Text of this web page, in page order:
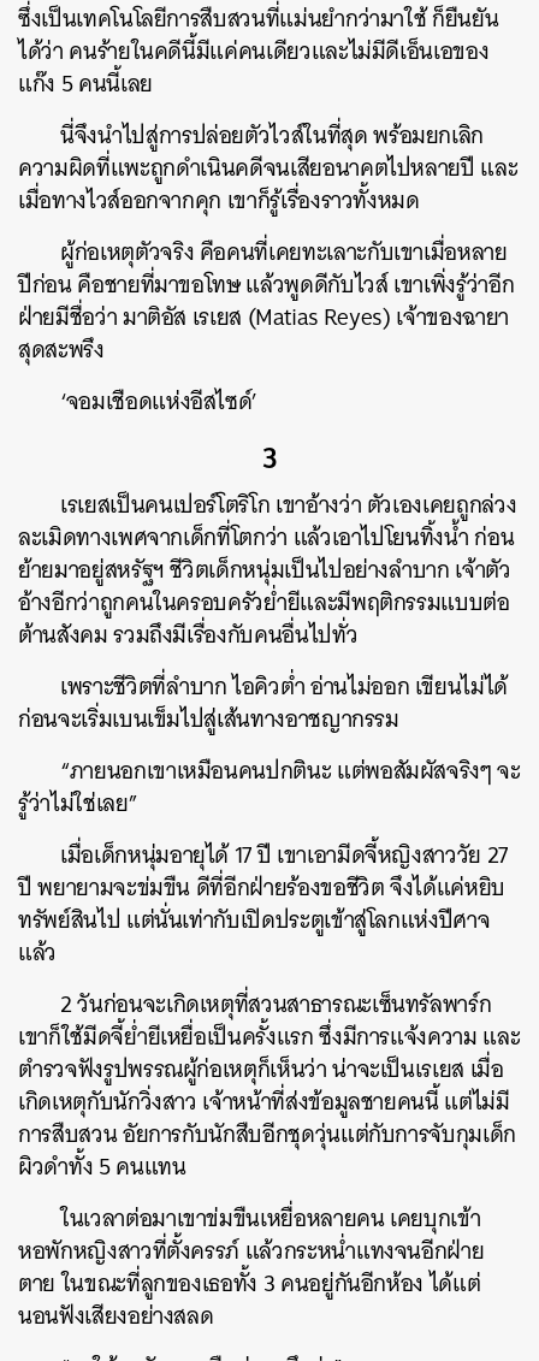
ซึ่งเป็นเทคโนโลยีการสืบสวนที่แม่นยำกว่ามาใช้ ก็ยืนยัน
ได้ว่า คนร้ายในคดีนี้มีแค่คนเดียวและไม่มีดีเอ็นเอของ
แก๊ง 5 คนนี้เลย
นี่จึงนำไปสู่การปล่อยตัวไวส์ในที่สุด พร้อมยกเลิก
ความผิดที่แพะถูกดำเนินคดีจนเสียอนาคตไปหลายปี และ
เมื่อทางไวส์ออกจากคุก เขาก็รู้เรื่องราวทั้งหมด
ผู้ก่อเหตุตัวจริง คือคนที่เคยทะเลาะกับเขาเมื่อหลาย
ปีก่อน คือชายที่มาขอโทษ แล้วพูดดีกับไวส์ เขาเพิ่งรู้ว่าอีก
ฝ่ายมีชื่อว่า มาติอัส เรเยส (Matias Reyes) เจ้าของฉายา
สุดสะพรึง
‘จอมเชือดแห่งอีสไซด์’
3
เรเยสเป็นคนเปอร์โตริโก เขาอ้างว่า ตัวเองเคยถูกล่วง
ละเมิดทางเพศจากเด็กที่โตกว่า แล้วเอาไปโยนทิ้งน้ำ ก่อน
ย้ายมาอยู่สหรัฐฯ ชีวิตเด็กหนุ่มเป็นไปอย่างลำบาก เจ้าตัว
อ้างอีกว่าถูกคนในครอบครัวย่ำยีและมีพฤติกรรมแบบต่อ
ต้านสังคม รวมถึงมีเรื่องกับคนอื่นไปทั่ว
เพราะชีวิตที่ลำบาก ไอคิวต่ำ อ่านไม่ออก เขียนไม่ได้
ก่อนจะเริ่มเบนเข็มไปสู่เส้นทางอาชญากรรม
“ภายนอกเขาเหมือนคนปกตินะ แต่พอสัมผัสจริงๆ จะ
รู้ว่าไม่ใช่เลย”
เมื่อเด็กหนุ่มอายุได้ 17 ปี เขาเอามีดจี้หญิงสาววัย 27
ปี พยายามจะข่มขืน ดีที่อีกฝ่ายร้องขอชีวิต จึงได้แค่หยิบ
ทรัพย์สินไป แต่นั่นเท่ากับเปิดประตูเข้าสู่โลกแห่งปีศาจ
แล้ว
2 วันก่อนจะเกิดเหตุที่สวนสาธารณะเซ็นทรัลพาร์ก
เขาก็ใช้มีดจี้ย่ำยีเหยื่อเป็นครั้งแรก ซึ่งมีการแจ้งความ และ
ตำรวจฟังรูปพรรณผู้ก่อเหตุก็เห็นว่า น่าจะเป็นเรเยส เมื่อ
เกิดเหตุกับนักวิ่งสาว เจ้าหน้าที่ส่งข้อมูลชายคนนี้ แต่ไม่มี
การสืบสวน อัยการกับนักสืบอีกชุดวุ่นแต่กับการจับกุมเด็ก
ผิวดำทั้ง 5 คนแทน
ในเวลาต่อมาเขาข่มขืนเหยื่อหลายคน เคยบุกเข้า
หอพักหญิงสาวที่ตั้งครรภ์ แล้วกระหน่ำแทงจนอีกฝ่าย
ตาย ในขณะที่ลูกของเธอทั้ง 3 คนอยู่กันอีกห้อง ได้แต่
นอนฟังเสียงอย่างสลด
ค้นหา
SHARE TWEET LINE EMAIL